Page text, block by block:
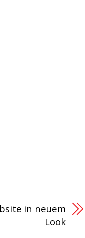
in neuem
Look